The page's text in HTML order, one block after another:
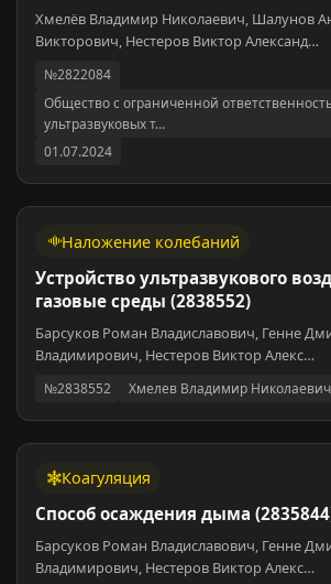
Хмелёв Владимир Николаевич, Шалунов
Викторович, Нестеров Виктор Александ…
№2822084
Общество с ограниченной
ультразвуковых т…
01.07.2024
Наложение колебаний
Устройство ультразвукового
газовые среды (2838552)
Барсуков Роман Владиславович, Генне
Владимирович, Нестеров Виктор Алекс…
№2838552 Хмелев Владимир Николаевич
Коагуляция
Способ осаждения дыма
Барсуков Роман Владиславович, Генне
Владимирович, Нестеров Виктор Алекс…